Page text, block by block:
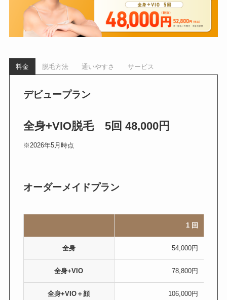
料金 脱毛方法 通いやすさ サービス
デビュープラン
全身+VIO脱毛 5回 48,000円
※2026年5月時点
オーダーメイドプラン
1 回
全身 54,000円
全身+VIO 78,800円
全身+VIO＋顔 106,000円